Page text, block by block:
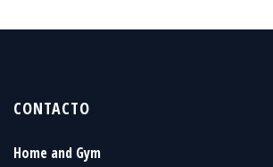
CONTACTO
Home and Gym